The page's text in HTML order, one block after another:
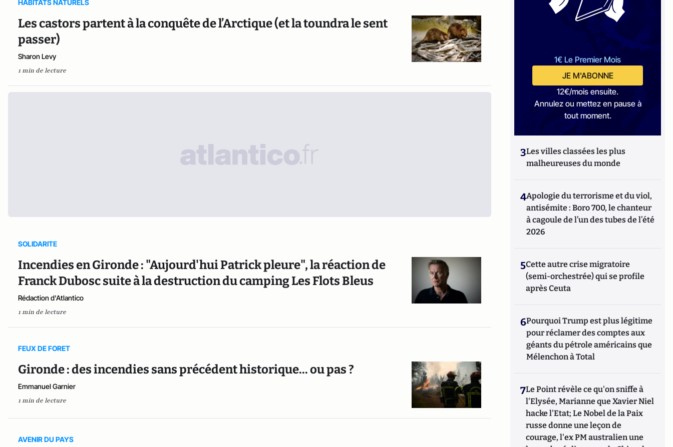
HABITATS NATURELS
Les castors partent à la conquête de l’Arctique (et la toundra le sent
passer)
Sharon Levy
1 min de lecture
SOLIDARITE
Incendies en Gironde : "Aujourd'hui Patrick pleure", la réaction de
Franck Dubosc suite à la destruction du camping Les Flots Bleus
Rédaction d'Atlantico
1 min de lecture
FEUX DE FORET
Gironde : des incendies sans précédent historique... ou pas ?
Emmanuel Garnier
1 min de lecture
AVENIR DU PAYS
1€ Le Premier Mois
JE M'ABONNE
12€/mois ensuite.
Annulez ou mettez en pause à
tout moment.
3Les villes classées les plus
malheureuses du monde
4Apologie du terrorisme et du viol,
antisémite : Boro 700, le chanteur
à cagoule de l’un des tubes de l’été
2026
5Cette autre crise migratoire
(semi-orchestrée) qui se profile
après Ceuta
6Pourquoi Trump est plus légitime
pour réclamer des comptes aux
géants du pétrole américains que
Mélenchon à Total
7Le Point révèle ce qu'on sniffe à
l'Elysée, Marianne que Xavier Niel
hacke l'Etat; Le Nobel de la Paix
russe donne une leçon de
courage, l'ex PM australien une